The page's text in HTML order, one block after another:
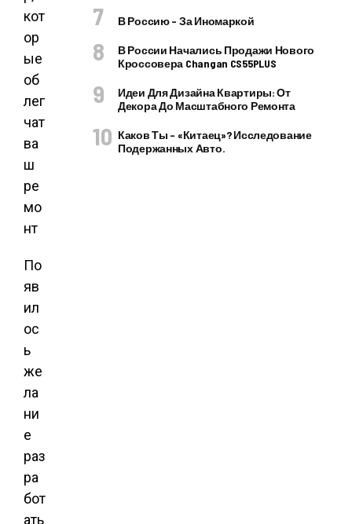
По
яв
ил
ос
ь
же
ла
ни
е
раз
ра
бот
ать
В Россию – За Иномаркой
В России Начались Продажи Нового
Кроссовера Changan CS55PLUS
Идеи Для Дизайна Квартиры: От
Декора До Масштабного Ремонта
Каков Ты – «китаец»? Исследование
Подержанных Авто.